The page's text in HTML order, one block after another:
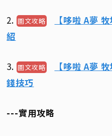
2.圖文攻略
【哆啦 A夢
紹
3.圖文攻略
【哆啦 A夢
錢技巧
---實用攻略